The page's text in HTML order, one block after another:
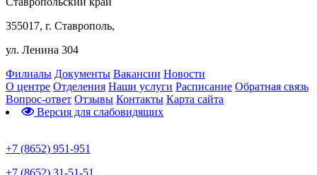
355017, г. Ставрополь,
ул. Ленина 304
Филиалы Документы Вакансии Новости
О центре Отделения Наши услуги Расписание Обратная связь
Вопрос-ответ Отзывы Контакты Карта сайта
Версия для слабовидящих
+7 (8652) 951-951
+7 (8652) 31-51-51